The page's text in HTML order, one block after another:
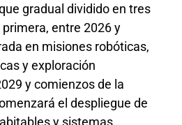
gradual dividido en tres
entre 2026 y
en misiones robóticas,
y exploración
y comienzos de la
el despliegue de
y sistemas